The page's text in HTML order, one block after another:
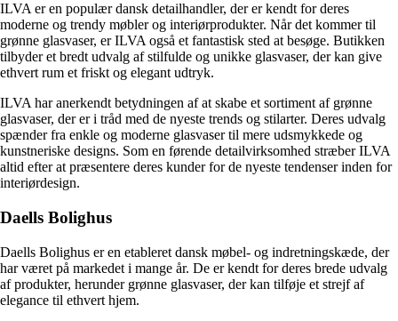
ILVA er en populær dansk detailhandler, der er kendt for deres
moderne og trendy møbler og interiørprodukter. Når det kommer til
grønne glasvaser, er ILVA også et fantastisk sted at besøge. Butikken
tilbyder et bredt udvalg af stilfulde og unikke glasvaser, der kan give
ethvert rum et friskt og elegant udtryk.
ILVA har anerkendt betydningen af ​​at skabe et sortiment af grønne
glasvaser, der er i tråd med de nyeste trends og stilarter. Deres udvalg
spænder fra enkle og moderne glasvaser til mere udsmykkede og
kunstneriske designs. Som en førende detailvirksomhed stræber ILVA
altid efter at præsentere deres kunder for de nyeste tendenser inden for
interiørdesign.
Daells Bolighus
Daells Bolighus er en etableret dansk møbel- og indretningskæde, der
har været på markedet i mange år. De er kendt for deres brede udvalg
af produkter, herunder grønne glasvaser, der kan tilføje et strejf af
elegance til ethvert hjem.